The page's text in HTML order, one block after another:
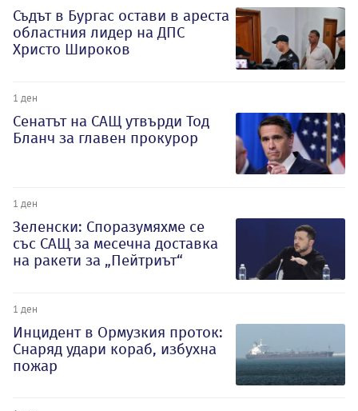
Съдът в Бургас остави в ареста
областния лидер на ДПС
Христо Широков
1 ден
Сенатът на САЩ утвърди Тод
Бланч за главен прокурор
1 ден
Зеленски: Споразумяхме се
със САЩ за месечна доставка
на ракети за „Пейтриът“
1 ден
Инцидент в Ормузкия проток:
Снаряд удари кораб, избухна
пожар